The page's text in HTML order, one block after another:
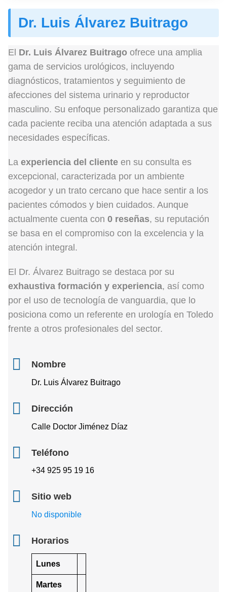
Dr. Luis Álvarez Buitrago
El Dr. Luis Álvarez Buitrago ofrece una amplia
gama de servicios urológicos, incluyendo
diagnósticos, tratamientos y seguimiento de
afecciones del sistema urinario y reproductor
masculino. Su enfoque personalizado garantiza que
cada paciente reciba una atención adaptada a sus
necesidades específicas.
La experiencia del cliente en su consulta es
excepcional, caracterizada por un ambiente
acogedor y un trato cercano que hace sentir a los
pacientes cómodos y bien cuidados. Aunque
actualmente cuenta con 0 reseñas, su reputación
se basa en el compromiso con la excelencia y la
atención integral.
El Dr. Álvarez Buitrago se destaca por su
exhaustiva formación y experiencia, así como
por el uso de tecnología de vanguardia, que lo
posiciona como un referente en urología en Toledo
frente a otros profesionales del sector.
Nombre
Dr. Luis Álvarez Buitrago
Dirección
Calle Doctor Jiménez Díaz
Teléfono
+34 925 95 19 16
Sitio web
No disponible
Horarios
Lunes
Martes